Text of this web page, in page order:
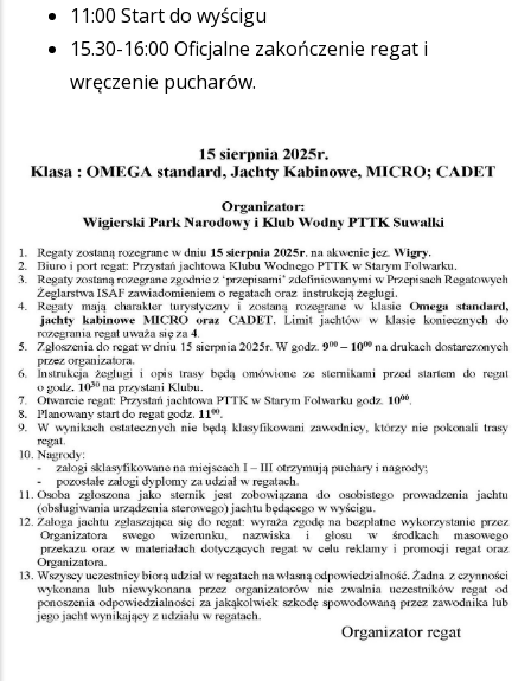
11:00 Start do wyścigu
15.30-16:00 Oficjalne zakończenie regat i
wręczenie pucharów.